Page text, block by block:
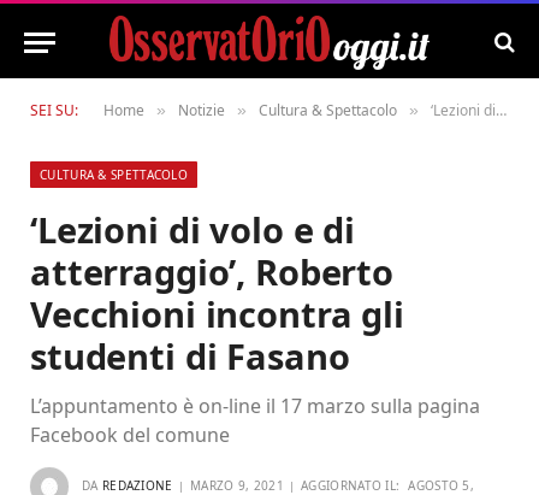
SEI SU: Home » Notizie » Cultura & Spettacolo » ‘Lezioni di volo e di atterraggio’, Roberto Vecchioni incontra gli studenti di Fasano
CULTURA & SPETTACOLO
‘Lezioni di volo e di
atterraggio’, Roberto
Vecchioni incontra gli
studenti di Fasano
L’appuntamento è on-line il 17 marzo sulla pagina
Facebook del comune
DA REDAZIONE MARZO 9, 2021 AGGIORNATO IL: AGOSTO 5,